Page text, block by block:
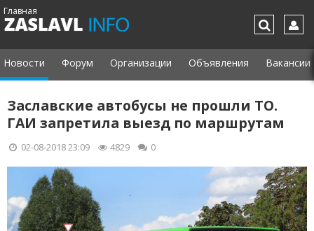
Главная
Новости Форум Организации Объявления Вакансии
Заславские автобусы не прошли ТО.
ГАИ запретила выезд по маршрутам
02-08-2018 23:09 4829 0